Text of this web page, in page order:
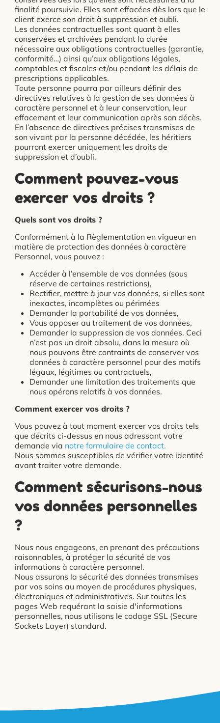
finalité poursuivie. Elles sont effacées dès lors que le
client exerce son droit à suppression et oubli.
Les données contractuelles sont quant à elles
conservées et archivées pendant la durée
nécessaire aux obligations contractuelles (garantie,
conformité…) ainsi qu’aux obligations légales,
comptables et fiscales et/ou pendant les délais de
prescriptions applicables.
Toute personne pourra par ailleurs définir des
directives relatives à la gestion de ses données à
caractère personnel et à leur conservation, leur
effacement et leur communication après son décès.
En l’absence de directives précises transmises de
son vivant par la personne décédée, les héritiers
pourront exercer uniquement les droits de
suppression et d’oubli.
Comment pouvez-vous
exercer vos droits ?
Quels sont vos droits ?
Conformément à la Règlementation en vigueur en
matière de protection des données à caractère
Personnel, vous pouvez :
Accéder à l’ensemble de vos données (sous
réserve de certaines restrictions),
Rectifier, mettre à jour vos données, si elles sont
inexactes, incomplètes ou périmées
Demander la portabilité de vos données,
Vous opposer au traitement de vos données,
Demander la suppression de vos données. Ceci
n’est pas un droit absolu, dans la mesure où
nous pouvons être contraints de conserver vos
données à caractère personnel pour des motifs
légaux, légitimes ou contractuels,
Demander une limitation des traitements que
nous opérons relatifs à vos données.
Comment exercer vos droits ?
Vous pouvez à tout moment exercer vos droits tels
que décrits ci-dessus en nous adressant votre
demande via notre formulaire de contact.
Nous sommes susceptibles de vérifier votre identité
avant traiter votre demande.
Comment sécurisons-nous
vos données personnelles
?
Nous nous engageons, en prenant des précautions
raisonnables, à protéger la sécurité de vos
informations à caractère personnel.
Nous assurons la sécurité des données transmises
par vos soins au moyen de procédures physiques,
électroniques et administratives. Sur toutes les
pages Web requérant la saisie d'informations
personnelles, nous utilisons le codage SSL (Secure
Sockets Layer) standard.